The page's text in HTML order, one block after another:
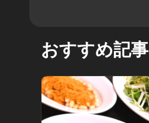
おすすめ記事